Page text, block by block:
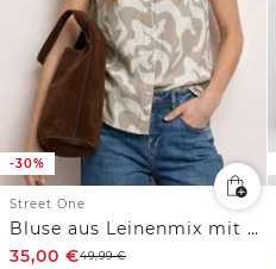
-30%
Street One
Bluse aus Leinenmix mit Rüschen
35,00 €49,99€